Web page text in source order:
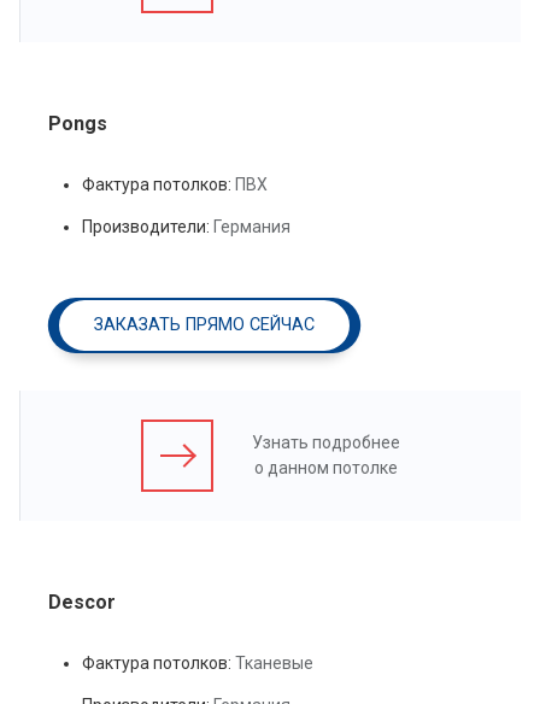
Pongs
Фактура потолков: ПВХ
Производители: Германия
ЗАКАЗАТЬ ПРЯМО СЕЙЧАС
Узнать подробнее
о данном потолке
Descor
Фактура потолков: Тканевые